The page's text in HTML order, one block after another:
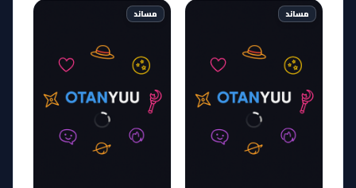
مساند مساند